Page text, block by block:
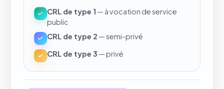
CRL de type 1 — à vocation de service
public
CRL de type 2 — semi-privé
CRL de type 3 — privé